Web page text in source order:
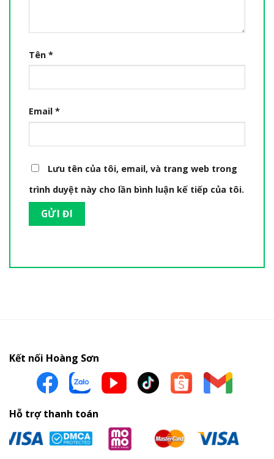
Tên *
Email *
Lưu tên của tôi, email, và trang web trong
trình duyệt này cho lần bình luận kế tiếp của tôi.
Kết nối Hoàng Sơn
Hỗ trợ thanh toán